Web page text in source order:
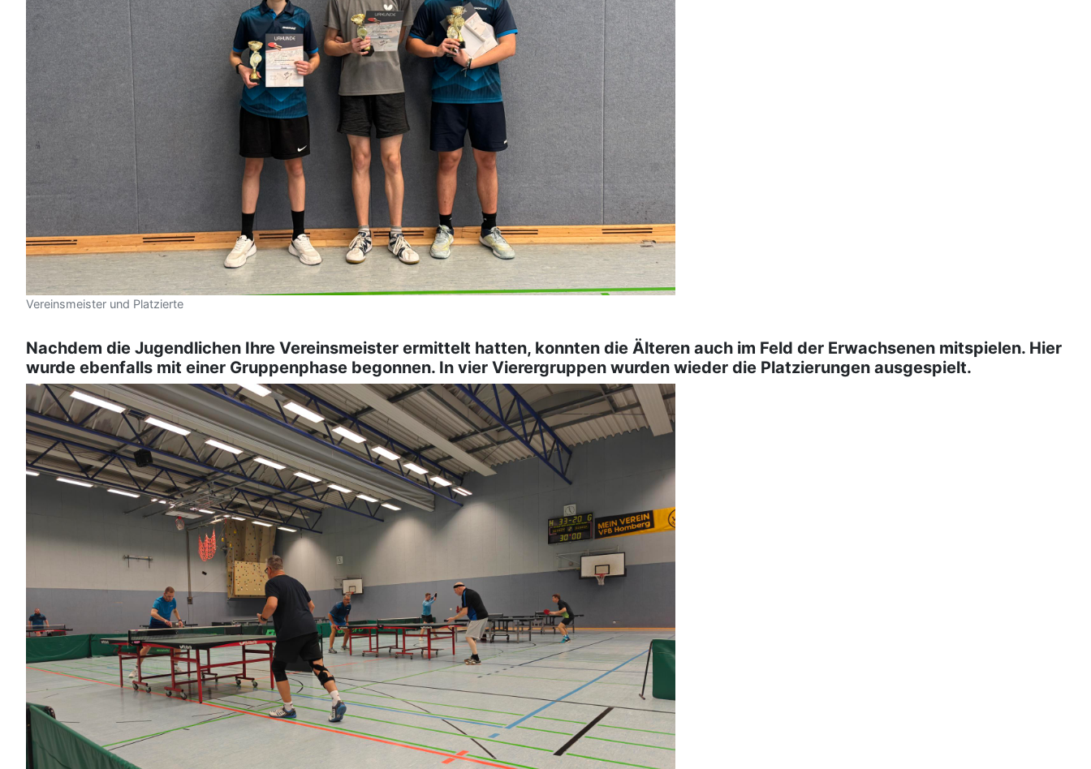
Vereinsmeister und Platzierte
Nachdem die Jugendlichen Ihre Vereinsmeister ermittelt hatten, konnten die Älteren auch im Feld der Erwachsenen mitspielen. Hier
wurde ebenfalls mit einer Gruppenphase begonnen. In vier Vierergruppen wurden wieder die Platzierungen ausgespielt.